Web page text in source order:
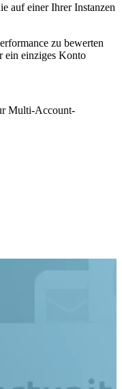
auf einer Ihrer Instanzen
zu bewerten
ein einziges Konto
Multi-Account-